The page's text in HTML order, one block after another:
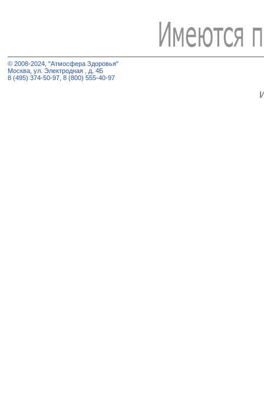
© 2008-2024, "Атмосфера Здоровья"
Москва, ул. Электродная , д. 4Б
8 (495) 374-50-97, 8 (800) 555-40-97